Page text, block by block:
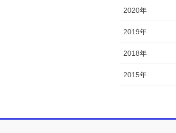
2020年
2019年
2018年
2015年